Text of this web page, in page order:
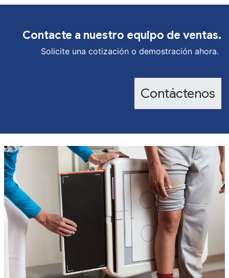
Contacte a nuestro equipo de ventas.
Solicite una cotización o demostración ahora.
Contáctenos